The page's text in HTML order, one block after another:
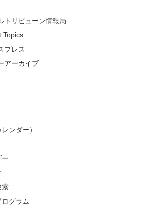
トリビューン情報局
Topics
プレス
アーカイブ
ンダー）
ー
索
ログラム